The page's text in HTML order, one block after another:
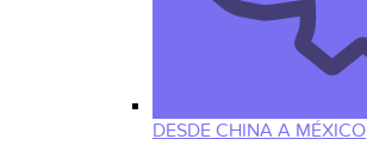
DESDE CHINA A MÉXICO